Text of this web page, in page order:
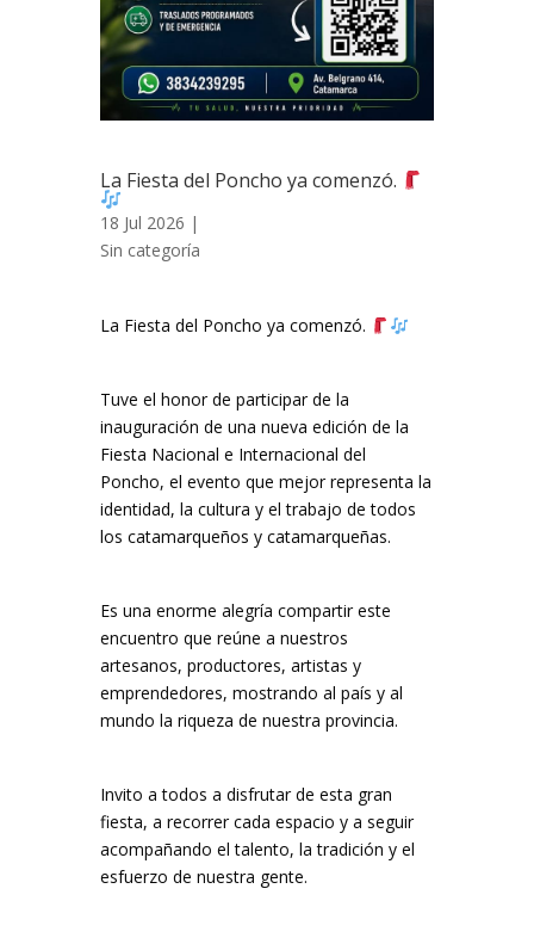
La Fiesta del Poncho ya comenzó.
18 Jul 2026 |
Sin categoría
La Fiesta del Poncho ya comenzó.
Tuve el honor de participar de la
inauguración de una nueva edición de la
Fiesta Nacional e Internacional del
Poncho, el evento que mejor representa la
identidad, la cultura y el trabajo de todos
los catamarqueños y catamarqueñas.
Es una enorme alegría compartir este
encuentro que reúne a nuestros
artesanos, productores, artistas y
emprendedores, mostrando al país y al
mundo la riqueza de nuestra provincia.
Invito a todos a disfrutar de esta gran
fiesta, a recorrer cada espacio y a seguir
acompañando el talento, la tradición y el
esfuerzo de nuestra gente.